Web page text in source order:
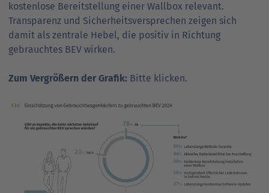
kostenlose Bereitstellung einer Wallbox relevant.
Transparenz und Sicherheitsversprechen zeigen sich
damit als zentrale Hebel, die positiv in Richtung
gebrauchtes BEV wirken.
Zum Vergrößern der Grafik: Bitte klicken.